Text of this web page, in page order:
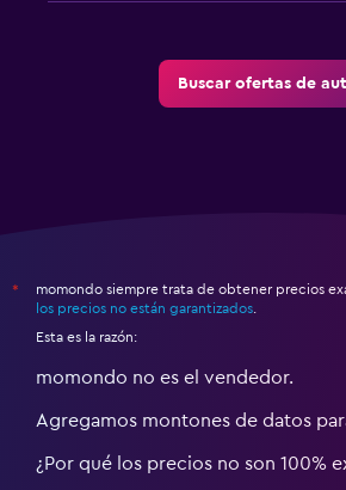
Buscar ofertas de
*
momondo siempre trata de obtener precios
los precios no están garantizados
Esta es la razón:
momondo no es el vendedor.
Agregamos montones de datos
¿Por qué los precios no son 100%